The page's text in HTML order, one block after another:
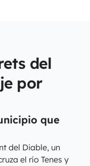
del
por
que
del Diable, un
el río Tenes y